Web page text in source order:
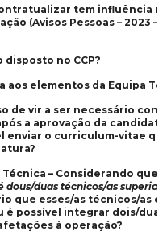
tem influência
(Avisos Pessoas – 2023 –
disposto no CCP?
aos elementos da Equipa
de vir a ser necessário
a aprovação da
enviar o curriculum-vitae
Técnica – Considerando que
dous/duas técnicos/as
que esses/as técnicos/as
é possível integrar dois/duas
à operação?